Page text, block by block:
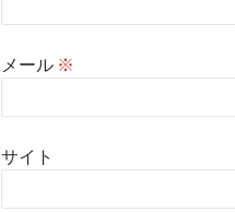
メール ※
サイト